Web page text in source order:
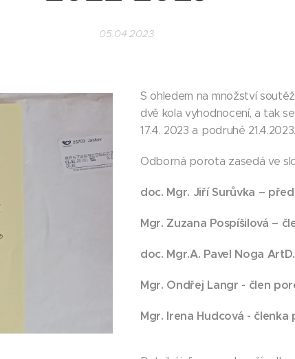
05.04.2023
S ohledem na množství
dvě kola vyhodnocení, a tak
17.4. 2023 a podruhé 21.4.2023.
Odborná porota zasedá ve
doc. Mgr. Jiří Surůvka –
Mgr. Zuzana Pospíšilová –
doc. Mgr.A. Pavel Noga
Mgr. Ondřej Langr - člen
Mgr. Irena Hudcová -